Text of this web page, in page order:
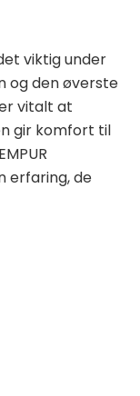
viktig under
og den øverste
vitalt at
gir komfort til
erfaring, de